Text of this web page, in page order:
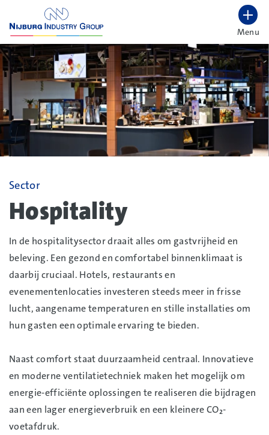
overslaan
Hoog contrast wisselen
Menu
Sector
Hospitality
In de hospitalitysector draait alles om gastvrijheid en
beleving. Een gezond en comfortabel binnenklimaat is
daarbij cruciaal. Hotels, restaurants en
evenementenlocaties investeren steeds meer in frisse
lucht, aangename temperaturen en stille installaties om
hun gasten een optimale ervaring te bieden.
Naast comfort staat duurzaamheid centraal. Innovatieve
en moderne ventilatietechniek maken het mogelijk om
energie-efficiënte oplossingen te realiseren die bijdragen
aan een lager energieverbruik en een kleinere CO₂-
voetafdruk.